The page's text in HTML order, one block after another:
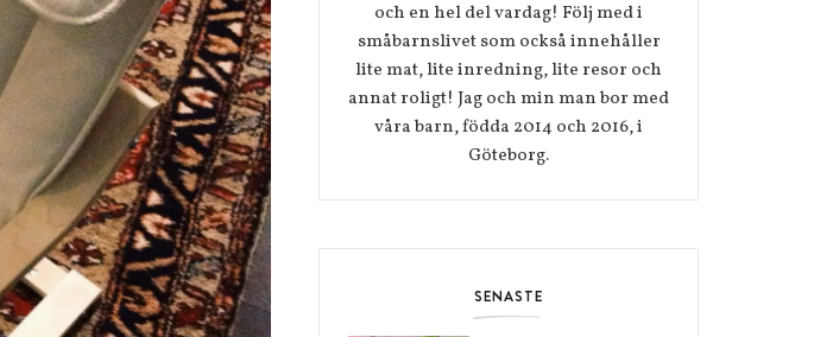
och en hel del vardag! Följ med i
småbarnslivet som också innehåller
lite mat, lite inredning, lite resor och
annat roligt! Jag och min man bor med
våra barn, födda 2014 och 2016, i
Göteborg.
SENASTE